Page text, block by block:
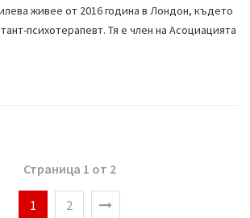
живее от 2016 година в Лондон, където
психотерапевт. Тя е член на Асоциацията
Страница 1 от 2
1 2